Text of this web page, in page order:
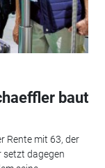
baut
Rente mit 63, der
setzt dagegen